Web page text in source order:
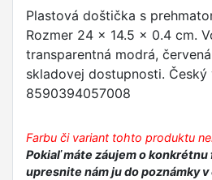
Plastová doštička s
Rozmer 24 x 14.5 x 0.4 cm.
transparentná modrá,
skladovej dostupnosti. Český
8590394057008
Farbu či variant tohto produktu
Pokiaľ máte záujem o konkrétnu
upresnite nám ju do poznámky